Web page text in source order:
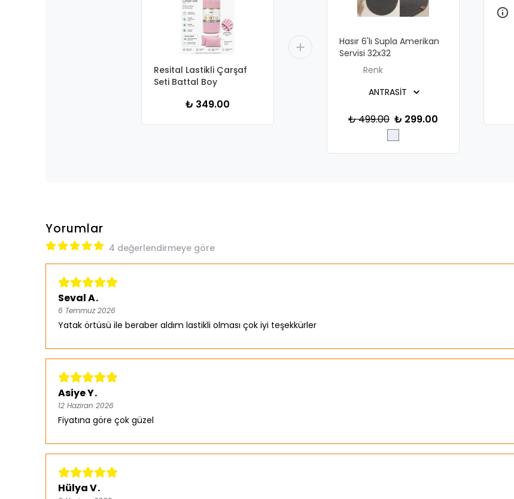
Resital Lastikli Çarşaf
Seti Battal Boy
₺ 349.00
Hasır 6'lı Supla Amerikan
Servisi 32x32
Renk
₺ 499.00 ₺ 299.00
Yorumlar
4 değerlendirmeye göre
Seval A.
6 Temmuz 2026
Yatak örtüsü ile beraber aldım lastikli olması çok iyi teşekkürler
Asiye Y.
12 Haziran 2026
Fiyatına göre çok güzel
Hülya V.